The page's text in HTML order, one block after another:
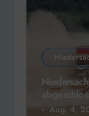
Aug. 4,